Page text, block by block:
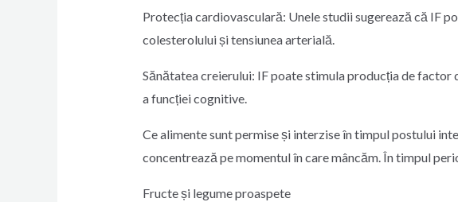
Protecția cardiovasculară: Unele studii sugerează că IF
colesterolului și tensiunea arterială.
Sănătatea creierului: IF poate stimula producția de factor
a funcției cognitive.
Ce alimente sunt permise și interzise în timpul postului
concentrează pe momentul în care mâncăm. În timpul
Fructe și legume proaspete